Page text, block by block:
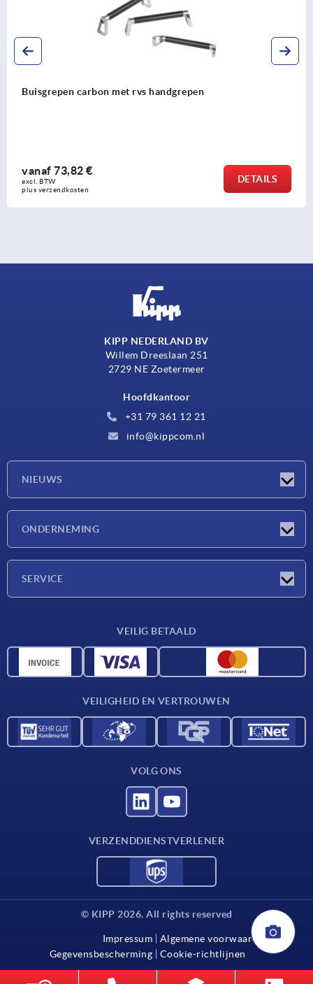
Buisgrepen carbon met rvs handgrepen
vanaf 73,82 €
excl. BTW
plus verzendkosten
DETAILS
KIPP NEDERLAND BV
Willem Dreeslaan 251
2729 NE Zoetermeer
Hoofdkantoor
+31 79 361 12 21
info@kippcom.nl
NIEUWS
ONDERNEMING
SERVICE
CAD-gegevens
VEILIG BETAALD
VEILIGHEID EN VERTROUWEN
VOLG ONS
VERZENDDIENSTVERLENER
© KIPP 2026. All rights reserved
Impressum
Algemene voorwaarden
Gegevensbescherming
Cookie-richtlijnen